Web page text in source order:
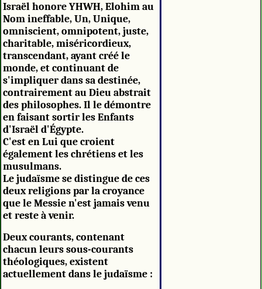
Israël honore YHWH, Elohim au
Nom ineffable, Un, Unique,
omniscient, omnipotent, juste,
charitable, miséricordieux,
transcendant, ayant créé le
monde, et continuant de
s'impliquer dans sa destinée,
contrairement au Dieu abstrait
des philosophes. Il le démontre
en faisant sortir les Enfants
d'Israël d'Égypte.
C'est en Lui que croient
également les chrétiens et les
musulmans.
Le judaïsme se distingue de ces
deux religions par la croyance
que le Messie n'est jamais venu
et reste à venir.
Deux courants, contenant
chacun leurs sous-courants
théologiques, existent
actuellement dans le judaïsme :